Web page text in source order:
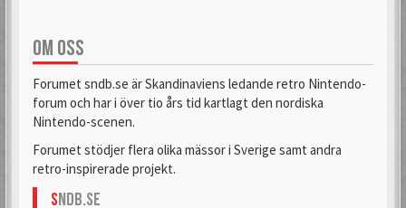
OM OSS
Forumet sndb.se är Skandinaviens ledande retro Nintendo-
forum och har i över tio års tid kartlagt den nordiska
Nintendo-scenen.
Forumet stödjer flera olika mässor i Sverige samt andra
retro-inspirerade projekt.
SNDB.se